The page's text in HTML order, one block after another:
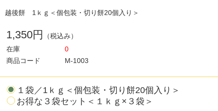
越後餅 1ｋｇ＜個包装・切り餅20個入り＞
1,350円
（税込み）
在庫
0
商品コード
M-1003
１袋／1ｋｇ＜個包装・切り餅20個入り＞
お得な３袋セット＜１ｋｇ×３袋＞